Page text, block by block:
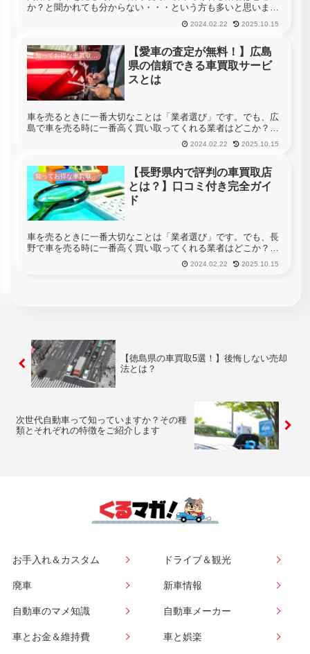
か？と聞かれても分からない・・・という方も多いと思いま
す。高知県には64社の車買取店があります。車を売る時に高知
県のすべての店舗へ査定に行くことができれば一番高く買い取
2024.02.22 2025.10.15
知ってお得な車買取情報
【愛車の査定が無料！】広島
県の信頼できる車買取サービ
スとは
車を売るときに一番大切なことは「業者選び」です。でも、広
島で車を売る時に一番高く買い取ってくれる業者はどこか？っ
て聞かれても分からない・・・という方も多いと思います。広
島には492社の車買取店があります。車を売る時に広島のすべ
2024.02.22 2025.10.15
知ってお得な車買取情報
【長野県内で評判の車買取店
とは？】口コミ付き完全ガイ
ド
車を売るときに一番大切なことは「業者選び」です。でも、長
野で車を売る時に一番高く買い取ってくれる業者はどこか？っ
て聞かれても分からない・・・という方も多いと思います。長
野には713社の車買取店があります。車を売る時に長野のすべ
2024.02.22 2025.10.15
【徳島県の車買取5選！】後悔しない売却
法とは？
次世代自動車って知っていますか？その種
類とそれぞれの特徴をご紹介します
お手入れ＆カスタム ドライブ＆観光
廃車 新車情報
自動車のマメ知識 自動車メーカー
車とお金＆維持費 車と娯楽